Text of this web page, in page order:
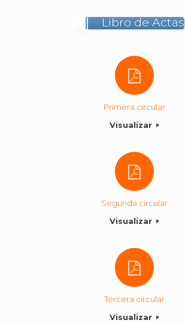
Libro de Actas
Primera circular
Visualizar
Segunda circular
Visualizar
Tercera circular
Visualizar